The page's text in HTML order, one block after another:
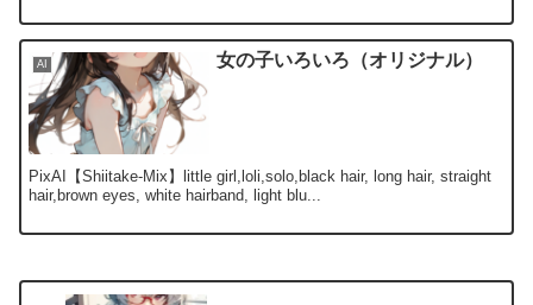
AI 女の子いろいろ（オリジナル）
PixAI【Shiitake-Mix】little girl,loli,solo,black hair, long hair, straight
hair,brown eyes, white hairband, light blu...